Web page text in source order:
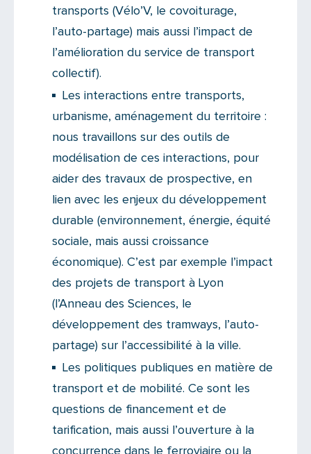
transports (Vélo’V, le covoiturage,
l’auto-partage) mais aussi l’impact de
l’amélioration du service de transport
collectif).
Les interactions entre transports,
urbanisme, aménagement du territoire :
nous travaillons sur des outils de
modélisation de ces interactions, pour
aider des travaux de prospective, en
lien avec les enjeux du développement
durable (environnement, énergie, équité
sociale, mais aussi croissance
économique). C’est par exemple l’impact
des projets de transport à Lyon
(l’Anneau des Sciences, le
développement des tramways, l’auto-
partage) sur l’accessibilité à la ville.
Les politiques publiques en matière de
transport et de mobilité. Ce sont les
questions de financement et de
tarification, mais aussi l’ouverture à la
concurrence dans le ferroviaire ou la